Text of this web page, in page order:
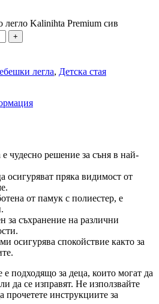
легло Kalinihta Premium сив
легла, Детска стая
чудесно решение за съня в най-
осигуряват пряка видимост от
от памук с полиестер, е
за съхранение на различни
осигурява спокойствие както за
за деца, които могат да
да се изправят. Не използвайте
прочетете инструкциите за